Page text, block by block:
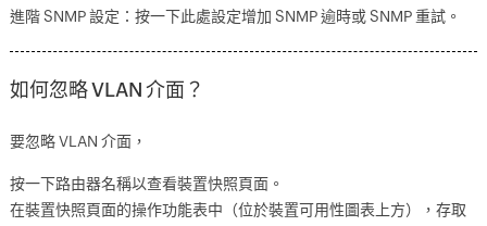
進階 SNMP 設定：按一下此處設定增加 SNMP 逾時或 SNMP 重試。
如何忽略 VLAN 介面？
要忽略 VLAN 介面，
按一下路由器名稱以查看裝置快照頁面。
在裝置快照頁面的操作功能表中（位於裝置可用性圖表上方），存取